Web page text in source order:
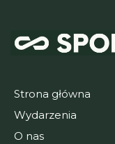
Strona główna
Wydarzenia
O nas